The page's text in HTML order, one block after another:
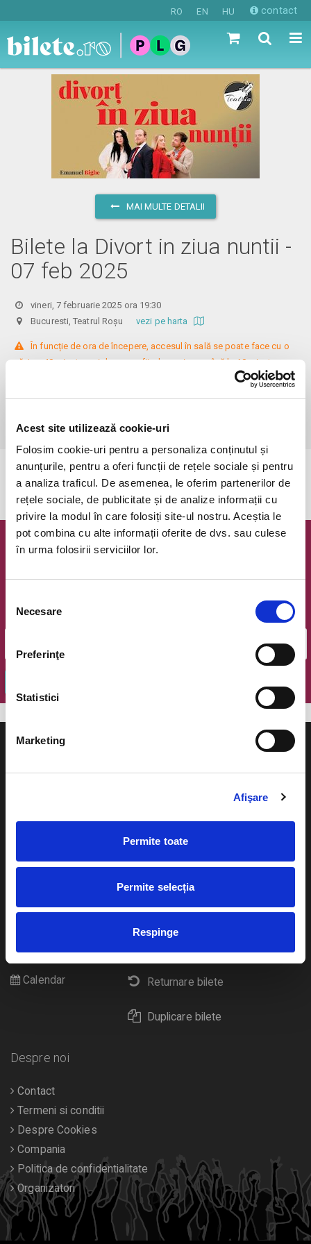
Acest site utilizează cookie-uri
Folosim cookie-uri pentru a personaliza conținutul și
anunțurile, pentru a oferi funcții de rețele sociale și pentru
a analiza traficul. De asemenea, le oferim partenerilor de
rețele sociale, de publicitate și de analize informații cu
privire la modul în care folosiți site-ul nostru. Aceștia le
pot combina cu alte informații oferite de dvs. sau culese
în urma folosirii serviciilor lor.
consimțământului
Necesare
Preferinţe
Statistici
Marketing
Afişare
Permite toate
Permite selecția
Respinge
RO EN HU contact
MAI MULTE DETALII
Bilete la Divort in ziua nuntii -
07 feb 2025
vineri, 7 februarie 2025 ora 19:30
Bucuresti, Teatrul Roșu vezi pe harta
În funcție de ora de începere, accesul în sală se poate face cu o
oră / cu 40 minute mai devreme, fiind permis cu până la 10 minute
înainte de spectacol. Așezarea se realizează la mese de 2 (nr. limitat), 3
Informații suplimentare, la nr. de telefon 0773 825 249.
Evenimentul a expirat.
Newsletter @ Bilete.ro
Email
Cum comand bilete?
eBilet printat acasa
Returnare bilete
Duplicare bilete
Pentru copii
Diverse
Calendar
Despre noi
Contact
Termeni si conditii
Despre Cookies
Compania
Politica de confidentialitate
Organizatori